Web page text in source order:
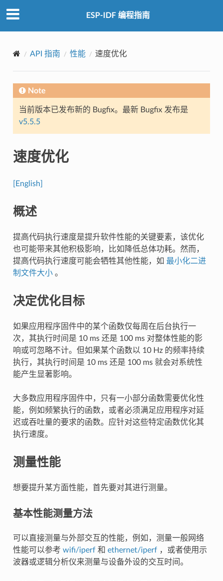
ESP-IDF 编程指南
API 指南 性能 速度优化
Note
当前版本已发布新的 Bugfix。最新 Bugfix 发布是
v5.5.5
速度优化
[English]
概述
提高代码执行速度是提升软件性能的关键要素，该优化
也可能带来其他积极影响，比如降低总体功耗。然而，
提高代码执行速度可能会牺牲其他性能，如 最小化二进
制文件大小。
决定优化目标
如果应用程序固件中的某个函数仅每周在后台执行一
次，其执行时间是 10 ms 还是 100 ms 对整体性能的影
响或可忽略不计。但如果某个函数以 10 Hz 的频率持续
执行，其执行时间是 10 ms 还是 100 ms 就会对系统性
能产生显著影响。
大多数应用程序固件中，只有一小部分函数需要优化性
能，例如频繁执行的函数，或者必须满足应用程序对延
迟或吞吐量的要求的函数。应针对这些特定函数优化其
执行速度。
测量性能
想要提升某方面性能，首先要对其进行测量。
基本性能测量方法
可以直接测量与外部交互的性能，例如，测量一般网络
性能可以参考 wifi/iperf和 ethernet/iperf，或者使用示
波器或逻辑分析仪来测量与设备外设的交互时间。